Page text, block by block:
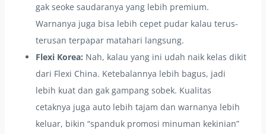
gak seoke saudaranya yang lebih premium.
Warnanya juga bisa lebih cepet pudar kalau terus-
terusan terpapar matahari langsung.
Flexi Korea: Nah, kalau yang ini udah naik kelas dikit
dari Flexi China. Ketebalannya lebih bagus, jadi
lebih kuat dan gak gampang sobek. Kualitas
cetaknya juga auto lebih tajam dan warnanya lebih
keluar, bikin “spanduk promosi minuman kekinian”